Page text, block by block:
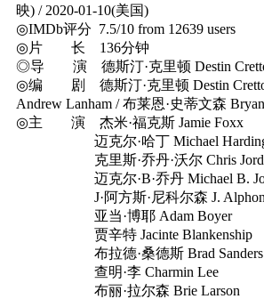
映) / 2020-01-10(美国)
◎IMDb评分 7.5/10 from 12639 users
◎片 长 136分钟
◎导 演 德斯汀·克里顿 Destin
◎编 剧 德斯汀·克里顿 Destin
Andrew Lanham / 布莱恩·史蒂文森 Bryan
◎主 演 杰米·福克斯 Jamie Foxx
迈克尔·哈丁 Michael
克里斯·乔丹·沃尔 Chris
迈克尔·B·乔丹 Michael B.
J·阿方斯·尼科尔森 J. Alphonse
亚当·博耶 Adam Boyer
贾辛特 Jacinte Blankenship
布拉德·桑德斯 Brad Sanders
查明·李 Charmin Lee
布丽·拉尔森 Brie Larson